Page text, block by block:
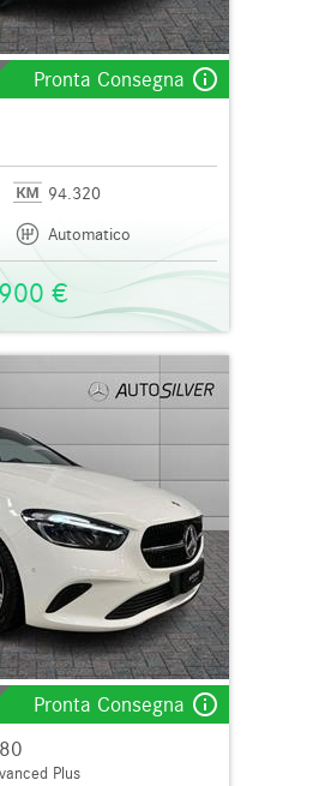
Pronta Consegna info_outline
94.320
Automatico
€
Pronta Consegna info_outline
Plus